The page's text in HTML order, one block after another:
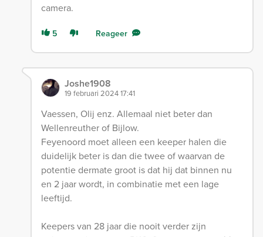
camera.
5 Reageer
Joshe1908
19 februari 2024 17:41
Vaessen, Olij enz. Allemaal niet beter dan
Wellenreuther of Bijlow.
Feyenoord moet alleen een keeper halen die
duidelijk beter is dan die twee of waarvan de
potentie dermate groot is dat hij dat binnen nu
en 2 jaar wordt, in combinatie met een lage
leeftijd.
Keepers van 28 jaar die nooit verder zijn